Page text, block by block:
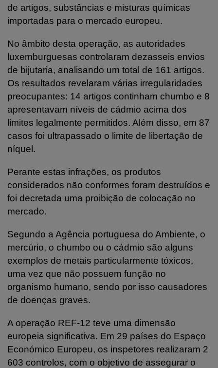
de artigos, substâncias e misturas químicas
importadas para o mercado europeu.
No âmbito desta operação, as autoridades
luxemburguesas controlaram dezasseis envios
de bijutaria, analisando um total de 161 artigos.
Os resultados revelaram várias irregularidades
preocupantes: 14 artigos continham chumbo e 8
apresentavam níveis de cádmio acima dos
limites legalmente permitidos. Além disso, em 87
casos foi ultrapassado o limite de libertação de
níquel.
Perante estas infrações, os produtos
considerados não conformes foram destruídos e
foi decretada uma proibição de colocação no
mercado.
Segundo a Agência portuguesa do Ambiente, o
mercúrio, o chumbo ou o cádmio são alguns
exemplos de metais particularmente tóxicos,
uma vez que não possuem função no
organismo humano, sendo por isso causadores
de doenças graves.
A operação REF-12 teve uma dimensão
europeia significativa. Em 29 países do Espaço
Económico Europeu, os inspetores realizaram 2
603 controlos, com o objetivo de assegurar o